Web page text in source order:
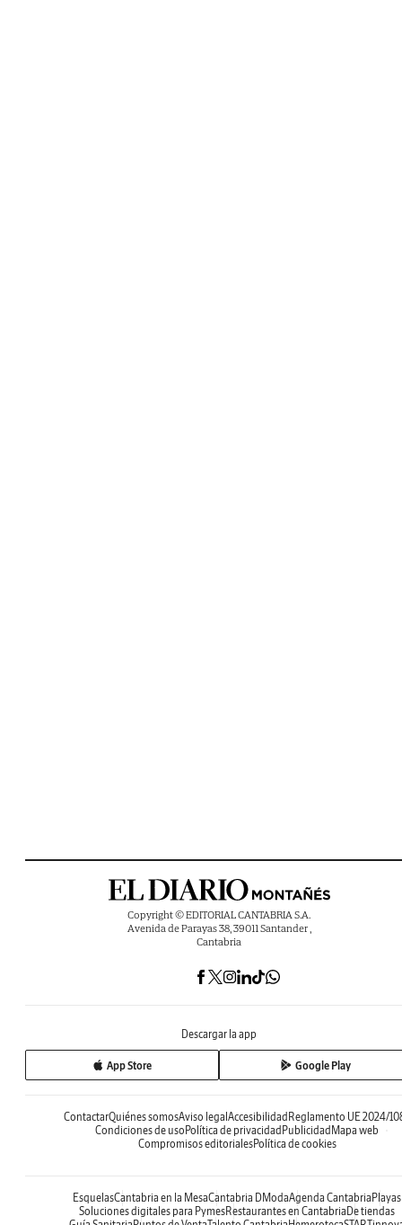
Copyright © EDITORIAL CANTABRIA S.A.
Avenida de Parayas 38, 39011 Santander ,
Cantabria
Descargar la app
App Store Google Play
ContactarQuiénes somosAviso legal Accesibilidad Reglamento UE 2024/
Condiciones de uso Política de privacidad Publicidad Mapa web
Compromisos editorialesPolítica de cookies
EsquelasCantabria en la MesaCantabria DModaAgenda Cantabria Playas
Soluciones digitales para PymesRestaurantes en Cantabria De tiendas